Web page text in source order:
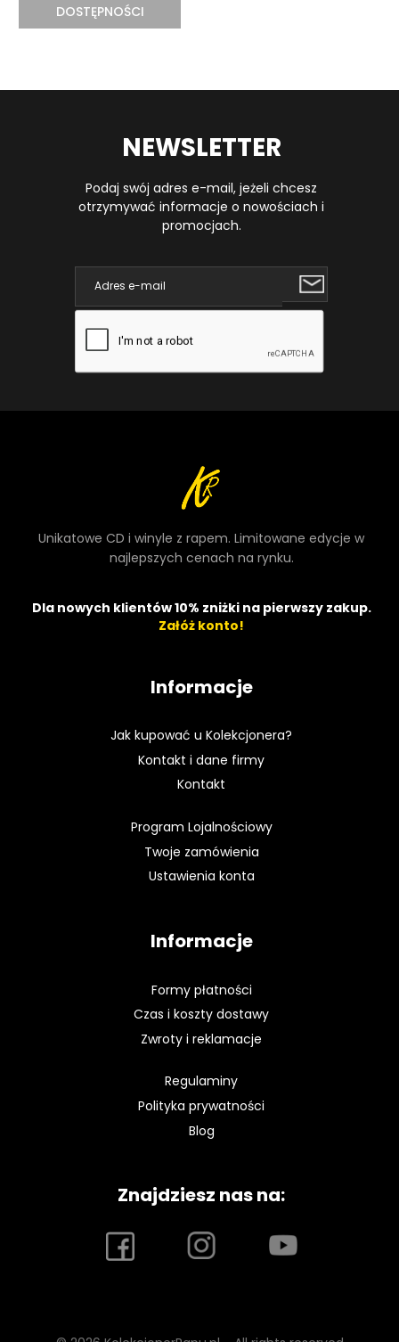
DOSTĘPNOŚCI
NEWSLETTER
Podaj swój adres e-mail, jeżeli chcesz
otrzymywać informacje o nowościach i
promocjach.
Unikatowe CD i winyle z rapem. Limitowane edycje w
najlepszych cenach na rynku.
Dla nowych klientów 10% zniżki na pierwszy zakup.
Załóż konto!
Informacje
Jak kupować u Kolekcjonera?
Kontakt i dane firmy
Kontakt
Program Lojalnościowy
Twoje zamówienia
Ustawienia konta
Informacje
Formy płatności
Czas i koszty dostawy
Zwroty i reklamacje
Regulaminy
Polityka prywatności
Blog
Znajdziesz nas na: